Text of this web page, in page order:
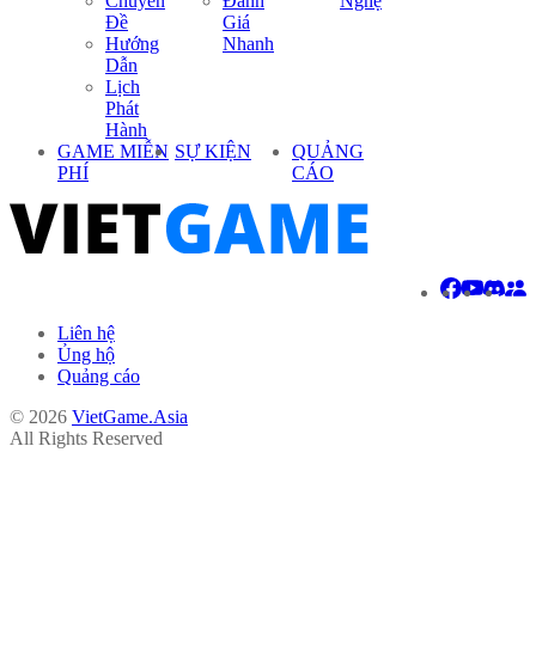
Đề
Hướng
Dẫn
Lịch
Phát
Hành
Giá
Nhanh
GAME MIỄN
PHÍ
SỰ KIỆN
QUẢNG
CÁO
Liên hệ
Ủng hộ
Quảng cáo
© 2026 VietGame.Asia
All Rights Reserved